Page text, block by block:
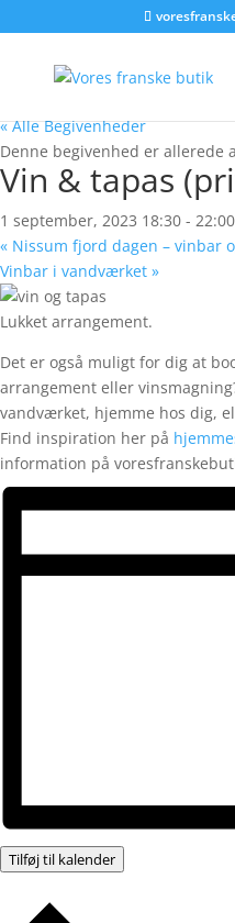
« Alle Begivenheder
Denne begivenhed er allerede
Vin & tapas
1 september, 2023 18:30 - 22:00
« Nissum fjord dagen – vinbar
Vinbar i vandværket »
Lukket arrangement.
Det er også muligt for dig at
arrangement eller
vandværket, hjemme hos dig,
Find inspiration her på
information på
Tilføj til kalender